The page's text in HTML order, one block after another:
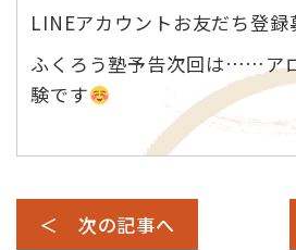
LINEアカウントお友だち登録
ふくろう塾予告次回は……ア
験です
＜ 次の記事へ